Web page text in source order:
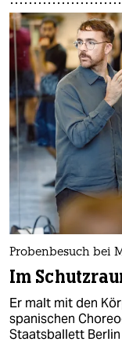
Probenbesuch bei
Im
Er malt mit den
spanischen
Staatsballett